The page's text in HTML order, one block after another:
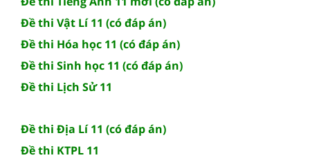
Đề thi Vật Lí 11 (có đáp án)
Đề thi Hóa học 11 (có đáp án)
Đề thi Sinh học 11 (có đáp án)
Đề thi Lịch Sử 11
Đề thi Địa Lí 11 (có đáp án)
Đề thi KTPL 11